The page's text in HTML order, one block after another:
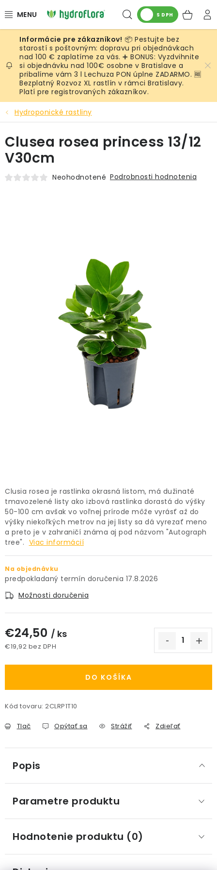
na
Hľadať
S DPH
RASTLINY
UMELÉ RASTLINY
KVETINÁČE
SUBSTRÁTY A PRÍSLUŠENSTVO
SERVIS INTERIÉROVEJ ZELENE
INTERIÉROVÉ DEKORÁCIE
NA OBJEDNÁVKU
KVETINÁČE A OBALY NA RASTLINY
ZNAČKY
Obchodné podmienky
Podmienky ochrany osobných údajov
Spôsoby platby
Informácie o doprave
Kontakt / Právne údaje
📦 Pestujte bez
starostí s poštovným: dopravu pri objednávkach
nad 100 € zaplatíme za vás. ➕ BONUS: Vyzdvihnite
si objednávku nad 100€ osobne v Bratislave a
pribalíme vám 3 l Lechuza PON úplne ZADARMO. 🆓
Bezplatný Rozvoz XL rastlín v rámci Bratislavy.
Platí pre registrovaných zákazníkov.
Hydroponické rastliny
Clusia rosea je rastlinka okrasná listom, má dužinaté
tmavozelené listy ako izbová rastlinka dorastá do výšky
50-100 cm avšak vo voľnej prírode môže vyrásť až do
výšky niekoľkých metrov na jej listy sa dá vyrezať meno
a preto je v zahraničí známa aj pod názvom "Autograph
tree". Viac informácií
Na objednávku
17.8.2026
Možnosti doručenia
€24,50 / ks
€19,92 bez DPH
DO KOŠÍKA
Kód tovaru: 2CLRP1T10
Tlač Opýtať sa Strážiť Zdieľať
Clusea rosea princess 13/12
V30cm
Neohodnotené Podrobnosti hodnotenia
Popis
Parametre produktu
Hodnotenie produktu (0)